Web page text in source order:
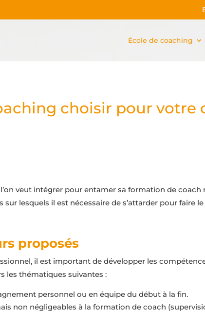
École de coaching
choisir pour votre
veut intégrer pour entamer sa formation de coach
sur lesquels il est nécessaire de s’attarder pour faire
proposés
il est important de développer les
les thématiques suivantes :
personnel ou en équipe du début à la fin.
non négligeables à la formation de coach